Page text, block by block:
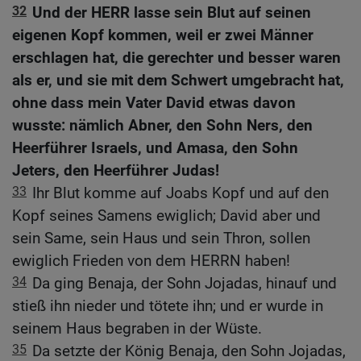
32 Und der HERR lasse sein Blut auf seinen
eigenen Kopf kommen, weil er zwei Männer
erschlagen hat, die gerechter und besser waren
als er, und sie mit dem Schwert umgebracht hat,
ohne dass mein Vater David etwas davon
wusste: nämlich Abner, den Sohn Ners, den
Heerführer Israels, und Amasa, den Sohn
Jeters, den Heerführer Judas!
33 Ihr Blut komme auf Joabs Kopf und auf den
Kopf seines Samens ewiglich; David aber und
sein Same, sein Haus und sein Thron, sollen
ewiglich Frieden von dem HERRN haben!
34 Da ging Benaja, der Sohn Jojadas, hinauf und
stieß ihn nieder und tötete ihn; und er wurde in
seinem Haus begraben in der Wüste.
35 Da setzte der König Benaja, den Sohn Jojadas,